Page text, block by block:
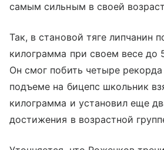
самым сильным в своей
Так, в становой тяге липчанин
килограмма при своем весе до
Он смог побить четыре
подъеме на бицепс школьник
килограмма и установил еще
достижения в возрастной